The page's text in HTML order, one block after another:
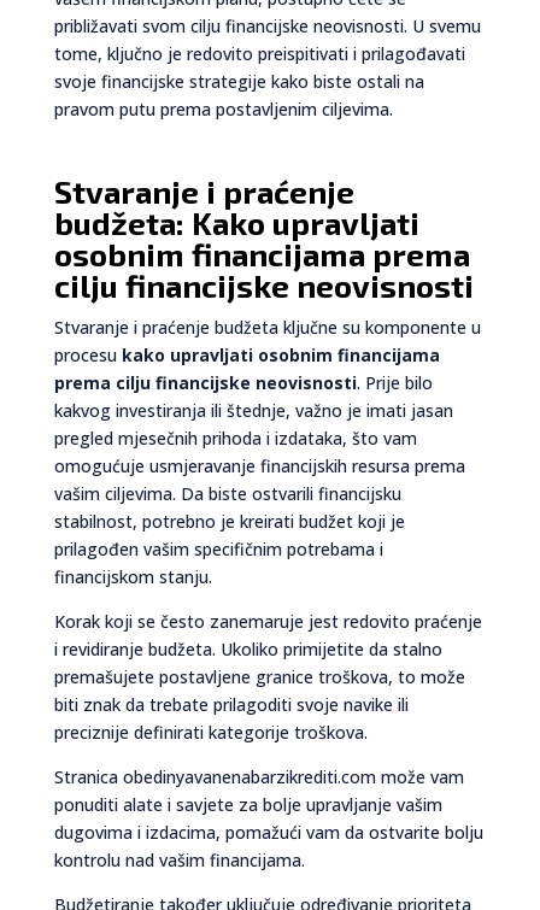
približavati svom cilju financijske neovisnosti. U svemu
tome, ključno je redovito preispitivati i prilagođavati
svoje financijske strategije kako biste ostali na
pravom putu prema postavljenim ciljevima.
Stvaranje i praćenje
budžeta: Kako upravljati
osobnim financijama prema
cilju financijske neovisnosti
Stvaranje i praćenje budžeta ključne su komponente u
procesu kako upravljati osobnim financijama
prema cilju financijske neovisnosti. Prije bilo
kakvog investiranja ili štednje, važno je imati jasan
pregled mjesečnih prihoda i izdataka, što vam
omogućuje usmjeravanje financijskih resursa prema
vašim ciljevima. Da biste ostvarili financijsku
stabilnost, potrebno je kreirati budžet koji je
prilagođen vašim specifičnim potrebama i
financijskom stanju.
Korak koji se često zanemaruje jest redovito praćenje
i revidiranje budžeta. Ukoliko primijetite da stalno
premašujete postavljene granice troškova, to može
biti znak da trebate prilagoditi svoje navike ili
preciznije definirati kategorije troškova.
Stranica obedinyavanenabarzikrediti.com može vam
ponuditi alate i savjete za bolje upravljanje vašim
dugovima i izdacima, pomažući vam da ostvarite bolju
kontrolu nad vašim financijama.
Budžetiranje također uključuje određivanje prioriteta